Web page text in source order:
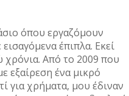
όπου εργαζόμουν
έπιπλα. Εκεί
χρόνια. Από το 2009 που
εξαίρεση ένα μικρό
για χρήματα, μου έδιναν